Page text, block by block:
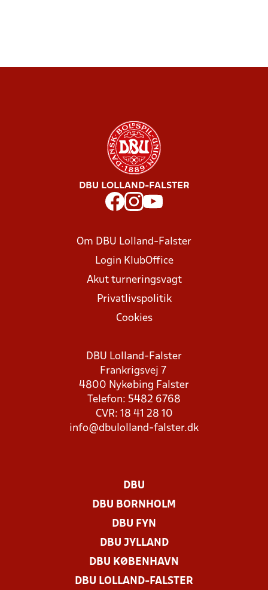
DBU LOLLAND-FALSTER
Om DBU Lolland-Falster
Login KlubOffice
Akut turneringsvagt
Privatlivspolitik
Cookies
DBU Lolland-Falster
Frankrigsvej 7
4800 Nykøbing Falster
Telefon: 5482 6768
CVR: 18 41 28 10
info@dbulolland-falster.dk
DBU
DBU BORNHOLM
DBU FYN
DBU JYLLAND
DBU KØBENHAVN
DBU LOLLAND-FALSTER